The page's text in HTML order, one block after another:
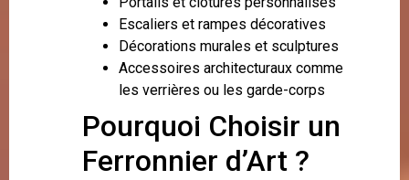
Escaliers et rampes décoratives
Décorations murales et sculptures
Accessoires architecturaux comme
les verrières ou les garde-corps
Pourquoi Choisir un
Ferronnier d’Art ?